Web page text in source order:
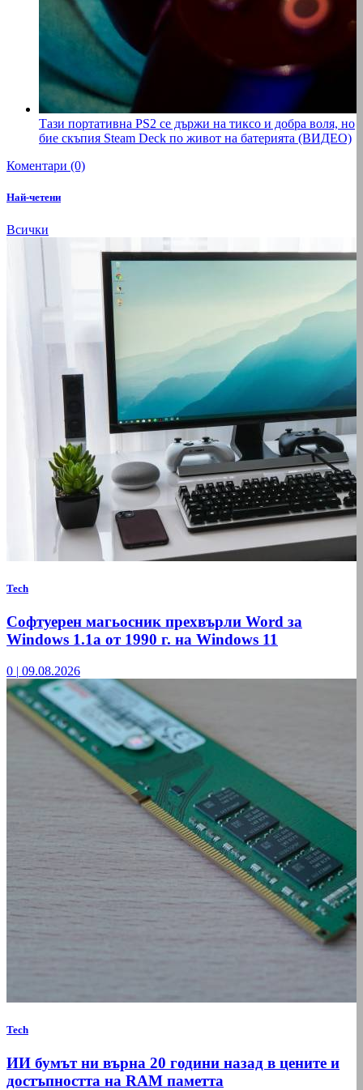
Тази портативна PS2 се държи на тиксо и добра воля, но
бие скъпия Steam Deck по живот на батерията (ВИДЕО)
Коментари (0)
Най-четени
Всички
Tech
Софтуерен магьосник прехвърли Word за
Windows 1.1a от 1990 г. на Windows 11
0 | 09.08.2026
Tech
ИИ бумът ни върна 20 години назад в цените и
достъпността на RAM паметта